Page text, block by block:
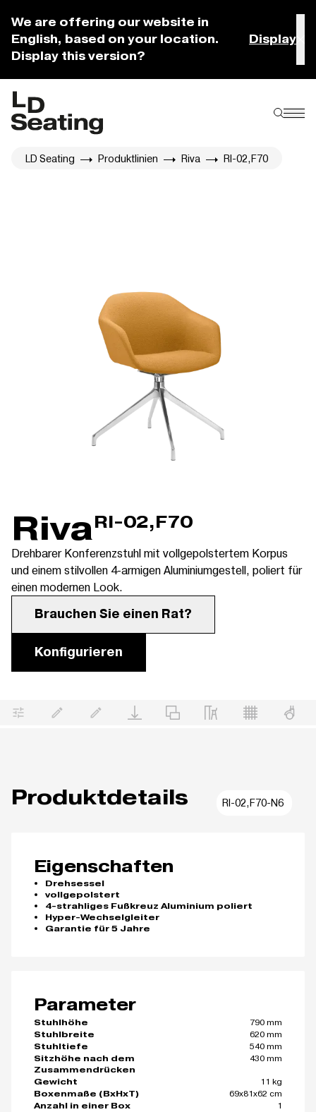
We are offering our website in
English, based on your location.
Display this version?
Display
LD Seating Produktlinien Riva RI-02,F70
RivaRI-02,F70
Drehbarer Konferenzstuhl mit vollgepolstertem Korpus
und einem stilvollen 4-armigen Aluminiumgestell, poliert für
einen modernen Look.
Brauchen Sie einen Rat?
Konfigurieren
Produktdetails RI-02,F70-N6
Eigenschaften
Drehsessel
vollgepolstert
4-strahliges Fußkreuz Aluminium poliert
Hyper-Wechselgleiter
Garantie für 5 Jahre
Parameter
Stuhlhöhe
790 mm
Stuhlbreite
620 mm
Stuhltiefe
540 mm
Sitzhöhe nach dem
Zusammendrücken
430 mm
Gewicht
11 kg
Boxenmaße (BxHxT)
69x81x62 cm
Anzahl in einer Box
1